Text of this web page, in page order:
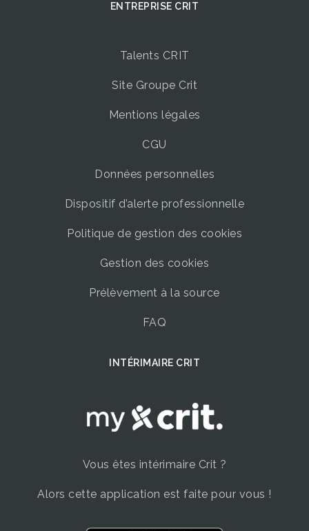
ENTREPRISE CRIT
Talents CRIT
Site Groupe Crit
Mentions légales
CGU
Données personnelles
Dispositif d’alerte professionnelle
Politique de gestion des cookies
Gestion des cookies
Prélèvement à la source
FAQ
INTÉRIMAIRE CRIT
Vous êtes intérimaire Crit ?
Alors cette application est faite pour vous !